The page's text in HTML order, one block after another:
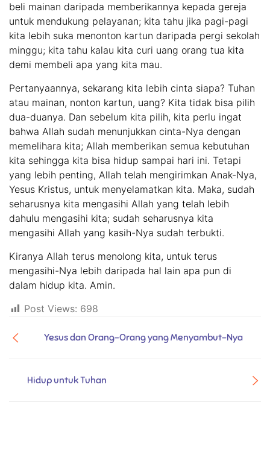
beli mainan daripada memberikannya kepada gereja
untuk mendukung pelayanan; kita tahu jika pagi-pagi
kita lebih suka menonton kartun daripada pergi sekolah
minggu; kita tahu kalau kita curi uang orang tua kita
demi membeli apa yang kita mau.
Pertanyaannya, sekarang kita lebih cinta siapa? Tuhan
atau mainan, nonton kartun, uang? Kita tidak bisa pilih
dua-duanya. Dan sebelum kita pilih, kita perlu ingat
bahwa Allah sudah menunjukkan cinta-Nya dengan
memelihara kita; Allah memberikan semua kebutuhan
kita sehingga kita bisa hidup sampai hari ini. Tetapi
yang lebih penting, Allah telah mengirimkan Anak-Nya,
Yesus Kristus, untuk menyelamatkan kita. Maka, sudah
seharusnya kita mengasihi Allah yang telah lebih
dahulu mengasihi kita; sudah seharusnya kita
mengasihi Allah yang kasih-Nya sudah terbukti.
Kiranya Allah terus menolong kita, untuk terus
mengasihi-Nya lebih daripada hal lain apa pun di
dalam hidup kita. Amin.
Post Views: 698
Hidup untuk Tuhan
Yesus dan Orang-Orang yang Menyambut-Nya